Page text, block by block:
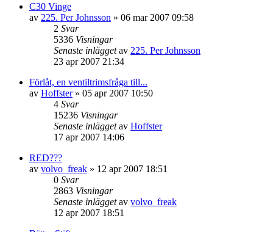
C30 Vinge
av 225. Per Johnsson » 06 mar 2007 09:58
2 Svar
5336 Visningar
Senaste inläggetav 225. Per Johnsson
23 apr 2007 21:34
Förlåt, en ventiltrimsfråga till...
av Hoffster» 05 apr 2007 10:50
4 Svar
15236 Visningar
Senaste inläggetav Hoffster
17 apr 2007 14:06
RED???
av volvo_freak » 12 apr 2007 18:51
0 Svar
2863 Visningar
Senaste inläggetav volvo_freak
12 apr 2007 18:51